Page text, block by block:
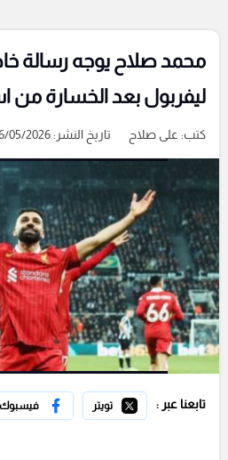
محمد صلاح يوجه رسالة
ليفربول بعد الخسارة من
كتب: على صلاح تاريخ النشر: 16/05/2026
تابعنا عبر : تويتر فيسبوك